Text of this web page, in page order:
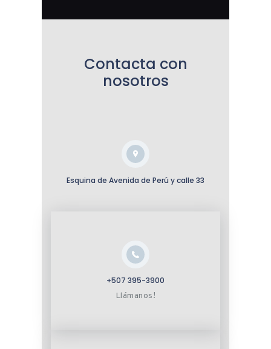
Contacta con
nosotros
Esquina de Avenida de Perú y calle 33
+507 395-3900
Llámanos!